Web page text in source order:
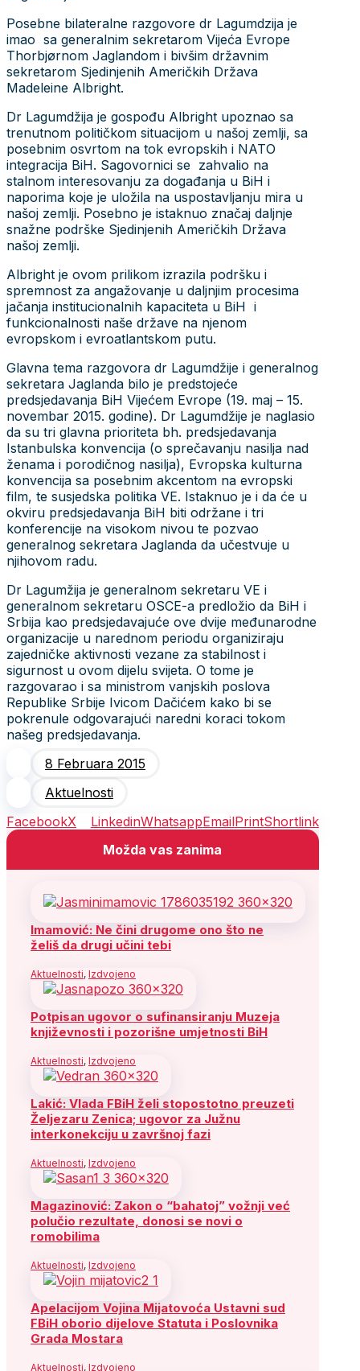
Posebne bilateralne razgovore dr Lagumdzija je
imao sa generalnim sekretarom Vijeća Evrope
Thorbjørnom Jaglandom i bivšim državnim
sekretarom Sjedinjenih Američkih Država
Madeleine Albright.
Dr Lagumdžija je gospođu Albright upoznao sa
trenutnom političkom situacijom u našoj zemlji, sa
posebnim osvrtom na tok evropskih i NATO
integracija BiH. Sagovornici se zahvalio na
stalnom interesovanju za događanja u BiH i
naporima koje je uložila na uspostavljanju mira u
našoj zemlji. Posebno je istaknuo značaj daljnje
snažne podrške Sjedinjenih Američkih Država
našoj zemlji.
Albright je ovom prilikom izrazila podršku i
spremnost za angažovanje u daljnjim procesima
jačanja institucionalnih kapaciteta u BiH i
funkcionalnosti naše države na njenom
evropskom i evroatlantskom putu.
Glavna tema razgovora dr Lagumdžije i generalnog
sekretara Jaglanda bilo je predstojeće
predsjedavanja BiH Vijećem Evrope (19. maj – 15.
novembar 2015. godine). Dr Lagumdžije je naglasio
da su tri glavna prioriteta bh. predsjedavanja
Istanbulska konvencija (o sprečavanju nasilja nad
ženama i porodičnog nasilja), Evropska kulturna
konvencija sa posebnim akcentom na evropski
film, te susjedska politika VE. Istaknuo je i da će u
okviru predsjedavanja BiH biti održane i tri
konferencije na visokom nivou te pozvao
generalnog sekretara Jaglanda da učestvuje u
njihovom radu.
Dr Lagumžija je generalnom sekretaru VE i
generalnom sekretaru OSCE-a predložio da BiH i
Srbija kao predsjedavajuće ove dvije međunarodne
organizacije u narednom periodu organiziraju
zajedničke aktivnosti vezane za stabilnost i
sigurnost u ovom dijelu svijeta. O tome je
razgovarao i sa ministrom vanjskih poslova
Republike Srbije Ivicom Dačićem kako bi se
pokrenule odgovarajući naredni koraci tokom
našeg predsjedavanja.
8 Februara 2015
Aktuelnosti
FacebookX LinkedinWhatsappEmailPrintShortlink
Možda vas zanima
Imamović: Ne čini drugome ono što ne
želiš da drugi učini tebi
Aktuelnosti, Izdvojeno
Potpisan ugovor o sufinansiranju Muzeja
književnosti i pozorišne umjetnosti BiH
Aktuelnosti, Izdvojeno
Lakić: Vlada FBiH želi stopostotno preuzeti
Željezaru Zenica; ugovor za Južnu
interkonekciju u završnoj fazi
Aktuelnosti, Izdvojeno
Magazinović: Zakon o “bahatoj” vožnji već
polučio rezultate, donosi se novi o
romobilima
Aktuelnosti, Izdvojeno
Apelacijom Vojina Mijatovoća Ustavni sud
FBiH oborio dijelove Statuta i Poslovnika
Grada Mostara
Aktuelnosti, Izdvojeno